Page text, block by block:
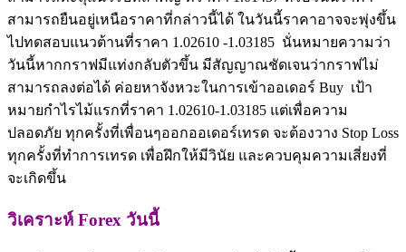
สามารถยืนอยู่เหนือราคาที่กล่าวนี้ได้ ในวันนี้ราคาอาจจะพุ่งขึ้น
ไปทดสอบแนวต้านที่ราคา 1.02610 -1.03185 นั่นหมายความว่า
วันนี้หากกราฟมีแท่งกลับตัวขึ้น มีสัญญาณชัดเจนว่ากราฟไม่
สามารถลงต่อได้ ค่อยหาจังหวะในการเข้าออเดอร์ Buy เป้า
หมายกำไรไม้แรกที่ราคา 1.02610-1.03185 แต่เพื่อความ
ปลอดภัย ทุกครั้งที่เพื่อนๆออกออเดอร์เทรด จะต้องวาง Stop Loss
ทุกครั้งที่ทำการเทรด เพื่อฝึกให้มีวินัย และควบคุมความเสี่ยงที่
จะเกิดขึ้น
วิเคราะห์ Forex วันนี้